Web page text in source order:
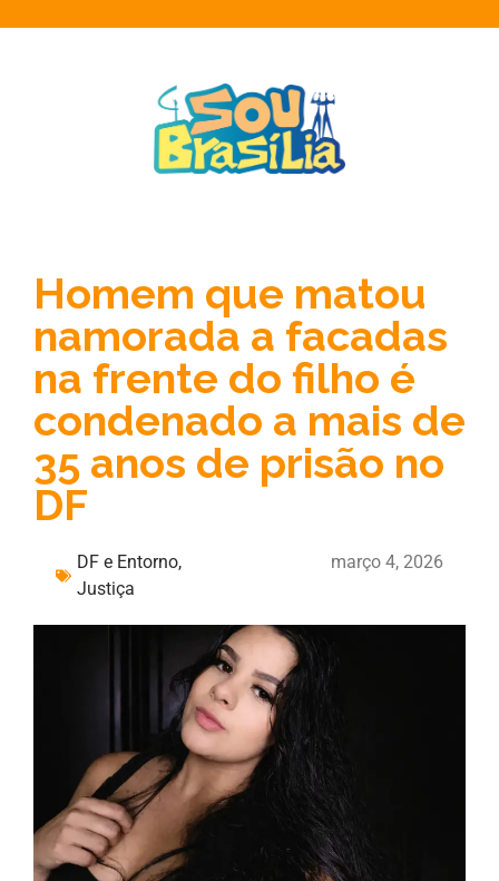
Homem que matou
namorada a facadas
na frente do filho é
condenado a mais de
35 anos de prisão no
DF
DF e Entorno,
Justiça
março 4, 2026